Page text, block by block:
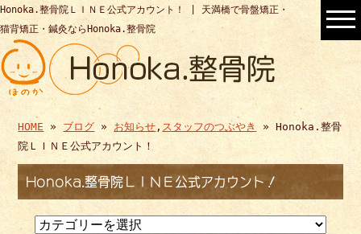
Honoka.整骨院ＬＩＮＥ公式アカウント！ | 天満橋で骨盤矯正・
猫背矯正・鍼灸ならHonoka.整骨院
HOME » ブログ » お知らせ , スタッフのつぶやき
» Honoka.整骨
院ＬＩＮＥ公式アカウント！
Honoka.整骨院ＬＩＮＥ公式アカウント！